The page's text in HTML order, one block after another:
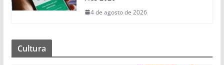
4 de agosto de 2026
Cultura